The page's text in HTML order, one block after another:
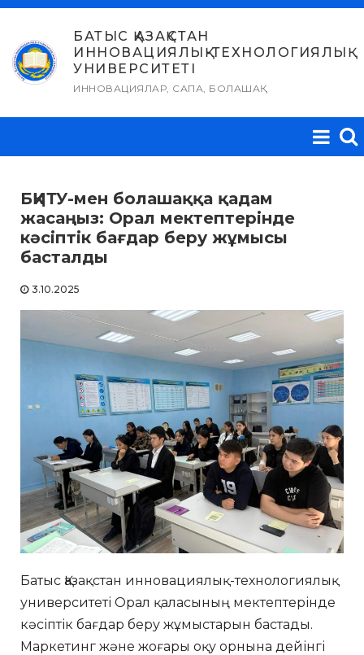
Skip
content
БАТЫС ҚАЗАҚСТАН
ИННОВАЦИЯЛЫҚ-ТЕХНОЛОГИЯЛЫҚ
УНИВЕРСИТЕТІ
ИННОВАЦИЯЛАР, САПА, БОЛАШАҚ
БҚИТУ-мен болашаққа қадам
жасаңыз: Орал мектептерінде
кәсіптік бағдар беру жұмысы
басталды
3.10.2025
Батыс Қазақстан инновациялық-технологиялық
университеті Орал қаласының мектептерінде
кәсіптік бағдар беру жұмыстарын бастады.
Маркетинг және жоғары оқу орнына дейінгі